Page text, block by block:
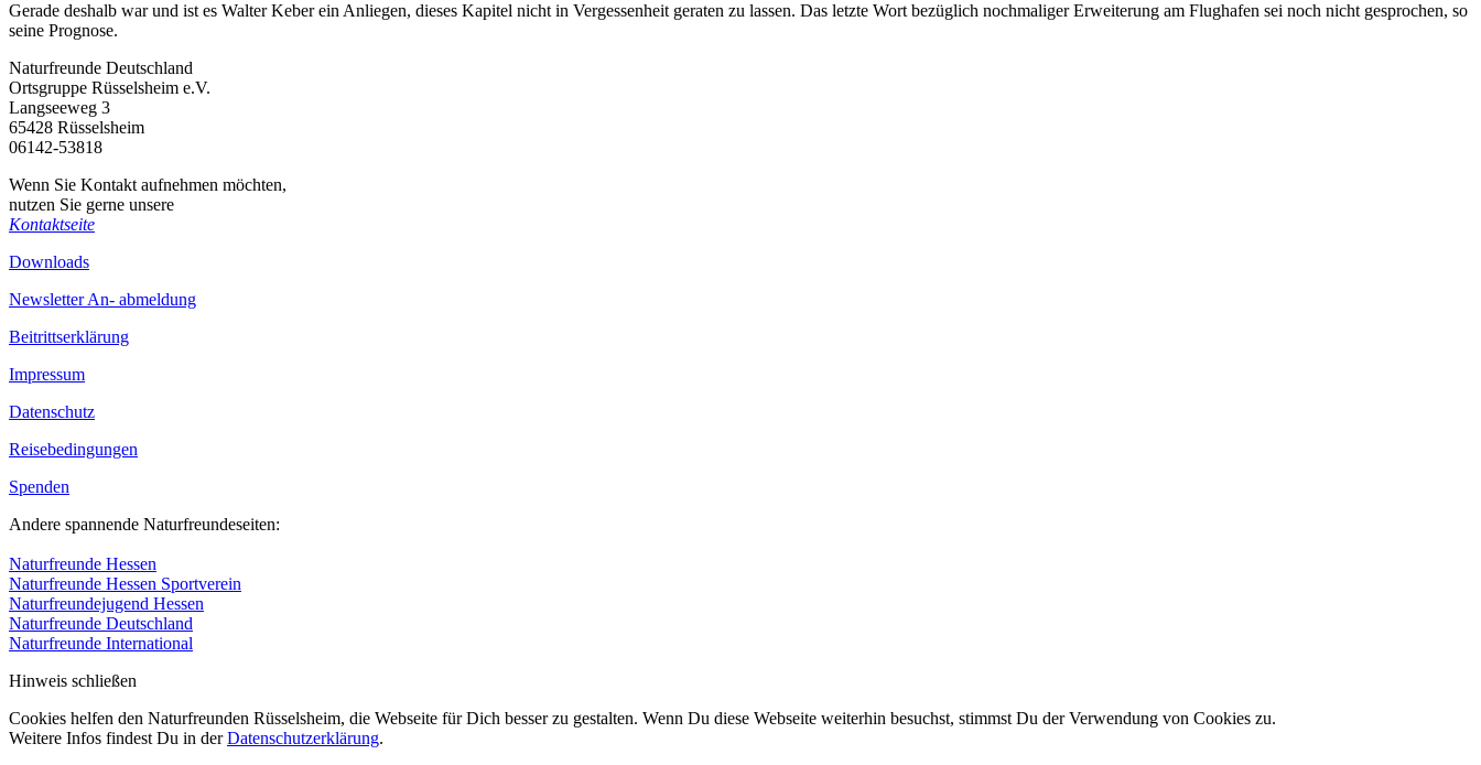
Gerade deshalb war und ist es Walter Keber ein Anliegen, dieses Kapitel nicht in Vergessenheit geraten zu lassen. Das letzte Wort bezüglich nochmaliger Erweiterung am Flughafen sei noch nicht gesprochen, so
seine Prognose.
Naturfreunde Deutschland
Ortsgruppe Rüsselsheim e.V.
Langseeweg 3
65428 Rüsselsheim
06142-53818
Wenn Sie Kontakt aufnehmen möchten,
nutzen Sie gerne unsere
Kontaktseite
Downloads
Newsletter An- abmeldung
Beitrittserklärung
Impressum
Datenschutz
Reisebedingungen
Spenden
Andere spannende Naturfreundeseiten:
Naturfreunde Hessen
Naturfreunde Hessen Sportverein
Naturfreundejugend Hessen
Naturfreunde Deutschland
Naturfreunde International
Hinweis schließen
Cookies helfen den Naturfreunden Rüsselsheim, die Webseite für Dich besser zu gestalten. Wenn Du diese Webseite weiterhin besuchst, stimmst Du der Verwendung von Cookies zu.
Weitere Infos findest Du in derDatenschutzerklärung.